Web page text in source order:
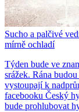
Sucho a palčivé
mírně ochladí
Týden bude ve
srážek. Rána
vystoupají k
facebooku Český
bude prohlubovat